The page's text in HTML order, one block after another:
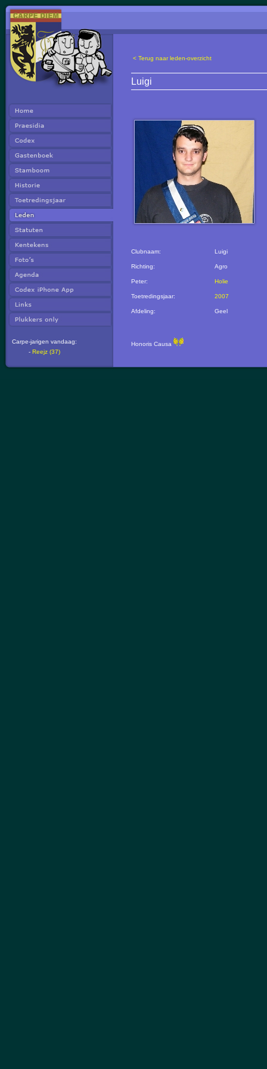
Carpe-jarigen vandaag:
- Reejz (37)
< Terug naar leden-overzicht
Luigi
Clubnaam: Luigi
Richting: Agro
Peter: Holie
Toetredingsjaar: 2007
Afdeling: Geel
Honoris Causa